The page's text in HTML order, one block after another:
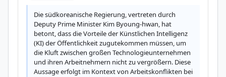
Die südkoreanische Regierung, vertreten durch
Deputy Prime Minister Kim Byoung-hwan, hat
betont, dass die Vorteile der Künstlichen Intelligenz
(KI) der Öffentlichkeit zugutekommen müssen, um
die Kluft zwischen großen Technologieunternehmen
und ihren Arbeitnehmern nicht zu vergrößern. Diese
Aussage erfolgt im Kontext von Arbeitskonflikten bei